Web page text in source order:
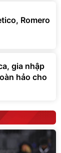
Romero
gia nhập
hảo cho